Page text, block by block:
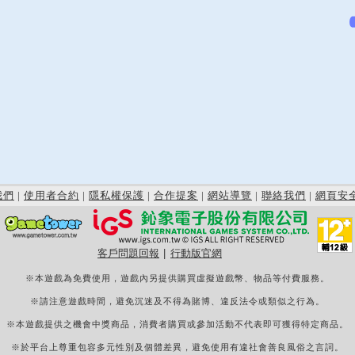
們 | 使用者合約 | 隱私權保護 | 合作提案 | 網站導覽 | 聯絡我們 | 網頁安
客戶問題回報 行動版官網
※本遊戲為免費使用，遊戲內另提供購買虛擬遊戲幣、物品等付費服務。
※請注意遊戲時間，避免沉迷及不得為賭博、違反法令或類似之行為。
※本遊戲提供之機會中獎商品，消費者購買或參加活動不代表即可獲得特定商品。
※於平台上尊重包容多元性別及個體差異，避免使用有違社會善良風俗之言詞。